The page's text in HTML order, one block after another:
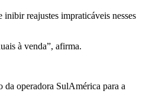
inibir reajustes impraticáveis nesses
à venda”, afirma.
operadora SulAmérica para a